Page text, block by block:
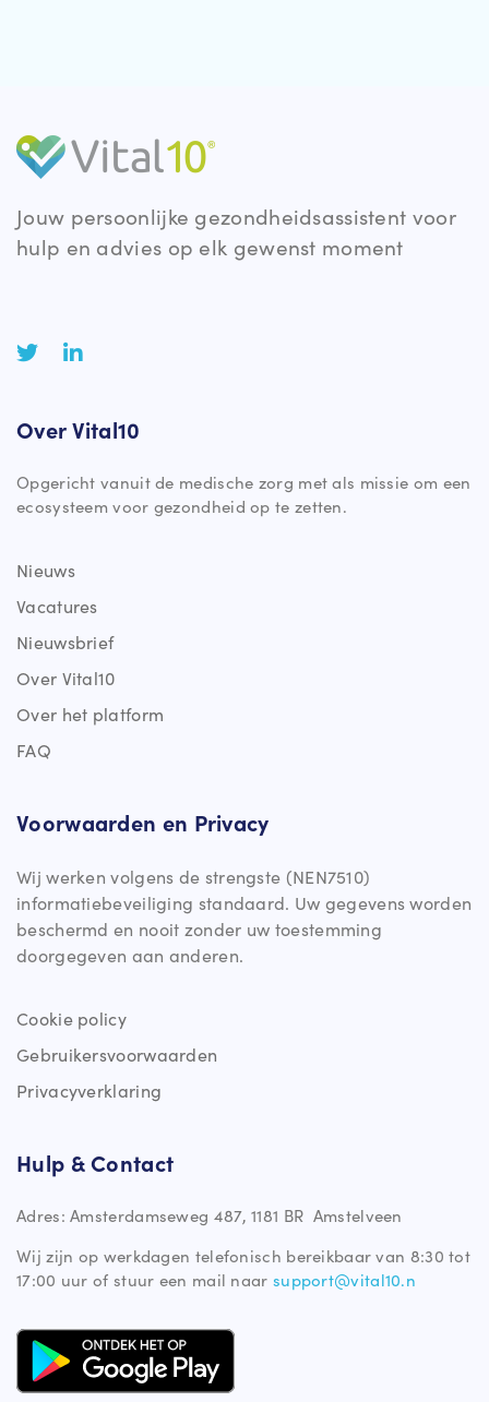
Jouw persoonlijke gezondheidsassistent voor
hulp en advies op elk gewenst moment
Over Vital10
Opgericht vanuit de medische zorg met als missie om een
ecosysteem voor gezondheid op te zetten.
Nieuws
Vacatures
Nieuwsbrief
Over Vital10
Over het platform
FAQ
Voorwaarden en Privacy
Wij werken volgens de strengste (NEN7510)
informatiebeveiliging standaard. Uw gegevens worden
beschermd en nooit zonder uw toestemming
doorgegeven aan anderen.
Cookie policy
Gebruikersvoorwaarden
Privacyverklaring
Hulp & Contact
Adres: Amsterdamseweg 487, 1181 BR Amstelveen
Wij zijn op werkdagen telefonisch bereikbaar van 8:30 tot
17:00 uur of stuur een mail naar support@vital10.n